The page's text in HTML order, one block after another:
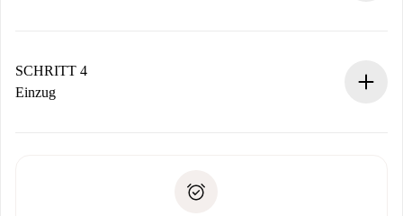
stellen den Kontakt her.
Wenn der Vermieter ablehnen muss, entstehen keine
SCHRITT 4
Einzug